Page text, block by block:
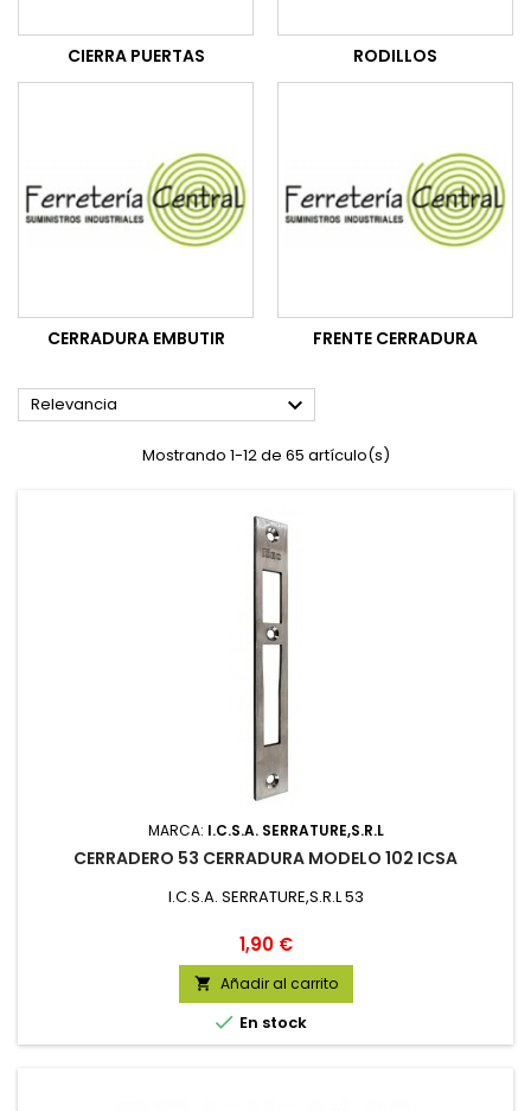
CIERRA PUERTAS RODILLOS
CERRADURA EMBUTIR FRENTE CERRADURA
Relevancia 
Mostrando 1-12 de 65 artículo(s)
MARCA: I.C.S.A. SERRATURE,S.R.L
CERRADERO 53 CERRADURA MODELO 102 ICSA
I.C.S.A. SERRATURE,S.R.L 53
Precio
1,90 €
 Añadir al carrito
 En stock